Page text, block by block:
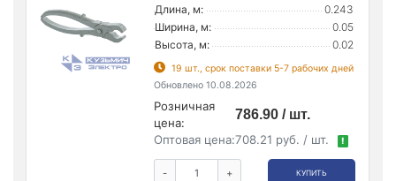
Длина, м:
0.243
Ширина, м:
0.05
Высота, м:
0.02
19 шт., срок поставки 5-7 рабочих дней
Обновлено 10.08.2026
Розничная
цена:
786.90 / шт.
Оптовая цена:708.21 руб. / шт. !
- + КУПИТЬ